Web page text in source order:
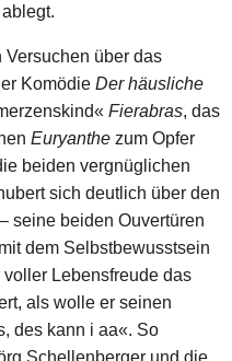
Versuchen über das
Komödie Der häusliche
Fierabras, das
Euryanthe zum Opfer
beiden vergnüglichen
sich deutlich über den
seine beiden Ouvertüren
dem Selbstbewusstsein
Lebensfreude das
als wolle er seinen
des kann i aa«. So
Schellenberger und die